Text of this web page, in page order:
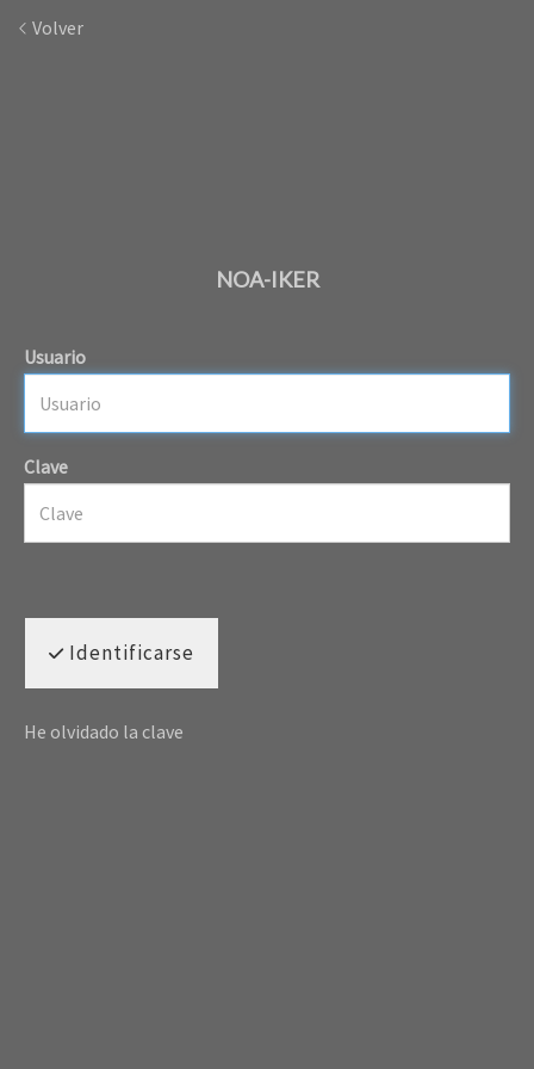
Volver
NOA-IKER
Usuario
Clave
Identificarse
He olvidado la clave